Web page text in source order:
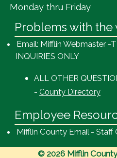
Monday thru Friday
Problems with the
Email: Mifflin Webmaster -
INQUIRIES ONLY
ALL OTHER
- County Directory
Employee
Mifflin County Email - Staff
© 2026 Mifflin